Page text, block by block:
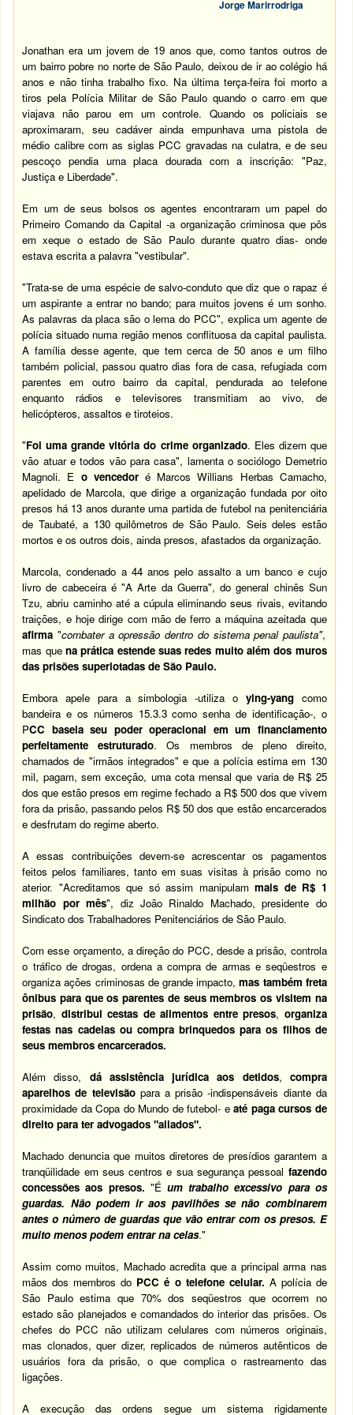
Jorge Marirrodriga
Jonathan era um jovem de 19 anos que, como tantos outros de
um bairro pobre no norte de São Paulo, deixou de ir ao colégio há
anos e não tinha trabalho fixo. Na última terça-feira foi morto a
tiros pela Polícia Militar de São Paulo quando o carro em que
viajava não parou em um controle. Quando os policiais se
aproximaram, seu cadáver ainda empunhava uma pistola de
médio calibre com as siglas PCC gravadas na culatra, e de seu
pescoço pendia uma placa dourada com a inscrição: "Paz,
Justiça e Liberdade".
Em um de seus bolsos os agentes encontraram um papel do
Primeiro Comando da Capital -a organização criminosa que pôs
em xeque o estado de São Paulo durante quatro dias- onde
estava escrita a palavra "vestibular".
"Trata-se de uma espécie de salvo-conduto que diz que o rapaz é
um aspirante a entrar no bando; para muitos jovens é um sonho.
As palavras da placa são o lema do PCC", explica um agente de
polícia situado numa região menos conflituosa da capital paulista.
A família desse agente, que tem cerca de 50 anos e um filho
também policial, passou quatro dias fora de casa, refugiada com
parentes em outro bairro da capital, pendurada ao telefone
enquanto rádios e televisores transmitiam ao vivo, de
helicópteros, assaltos e tiroteios.
"Foi uma grande vitória do crime organizado. Eles dizem que
vão atuar e todos vão para casa", lamenta o sociólogo Demetrio
Magnoli. E o vencedoré Marcos Willians Herbas Camacho,
apelidado de Marcola, que dirige a organização fundada por oito
presos há 13 anos durante uma partida de futebol na penitenciária
de Taubaté, a 130 quilômetros de São Paulo. Seis deles estão
mortos e os outros dois, ainda presos, afastados da organização.
Marcola, condenado a 44 anos pelo assalto a um banco e cujo
livro de cabeceira é "A Arte da Guerra", do general chinês Sun
Tzu, abriu caminho até a cúpula eliminando seus rivais, evitando
traições, e hoje dirige com mão de ferro a máquina azeitada que
afirma "combater a opressão dentro do sistema penal paulista",
mas que na prática estende suas redes muito além dos muros
das prisões superlotadas de São Paulo.
Embora apele para a simbologia -utiliza o ying-yangcomo
bandeira e os números 15.3.3 como senha de identificação-, o
PCC baseia seu poder operacional em um financiamento
perfeitamente estruturado. Os membros de pleno direito,
chamados de "irmãos integrados" e que a polícia estima em 130
mil, pagam, sem exceção, uma cota mensal que varia de R$ 25
dos que estão presos em regime fechado a R$ 500 dos que vivem
fora da prisão, passando pelos R$ 50 dos que estão encarcerados
e desfrutam do regime aberto.
A essas contribuições devem-se acrescentar os pagamentos
feitos pelos familiares, tanto em suas visitas à prisão como no
aterior. "Acreditamos que só assim manipulammais de R$ 1
milhão por mês", diz João Rinaldo Machado, presidente do
Sindicato dos Trabalhadores Penitenciários de São Paulo.
Com esse orçamento, a direção do PCC, desde a prisão, controla
o tráfico de drogas, ordena a compra de armas e seqüestros e
organiza ações criminosas de grande impacto,mas também freta
ônibus para que os parentes de seus membros os visitem na
prisão, distribui cestas de alimentos entre presos, organiza
festas nas cadeias ou compra brinquedos para os filhos de
seus membros encarcerados.
Além disso, dá assistência jurídica aos detidos, compra
aparelhos de televisãopara a prisão -indispensáveis diante da
proximidade da Copa do Mundo de futebol- eaté paga cursos de
direito para ter advogados "aliados".
Machado denuncia que muitos diretores de presídios garantem a
tranqüilidade em seus centros e sua segurança pessoal fazendo
concessões aos presos. "Éum trabalho excessivo para os
guardas. Não podem ir aos pavilhões se não combinarem
antes o número de guardas que vão entrar com os presos. E
muito menos podem entrar na celas."
Assim como muitos, Machado acredita que a principal arma nas
mãos dos membros do PCC é o telefone celular. A polícia de
São Paulo estima que 70% dos seqüestros que ocorrem no
estado são planejados e comandados do interior das prisões. Os
chefes do PCC não utilizam celulares com números originais,
mas clonados, quer dizer, replicados de números autênticos de
usuários fora da prisão, o que complica o rastreamento das
ligações.
A execução das ordens segue um sistema rigidamente